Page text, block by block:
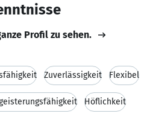
Profil zu sehen.
Zuverlässigkeit Flexibel
Höflichkeit